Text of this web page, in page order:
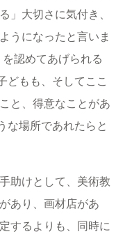
」大切さに気付き、
うになったと言いま
認めてあげられる
どもも、そしてここ
と、得意なことがあ
な場所であれたらと
助けとして、美術教
あり、画材店があ
するよりも、同時に